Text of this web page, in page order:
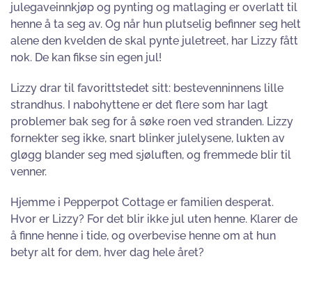
julegaveinnkjøp og pynting og matlaging er overlatt til
henne å ta seg av. Og når hun plutselig befinner seg helt
alene den kvelden de skal pynte juletreet, har Lizzy fått
nok. De kan fikse sin egen jul!
Lizzy drar til favorittstedet sitt: bestevenninnens lille
strandhus. I nabohyttene er det flere som har lagt
problemer bak seg for å søke roen ved stranden. Lizzy
fornekter seg ikke, snart blinker julelysene, lukten av
gløgg blander seg med sjøluften, og fremmede blir til
venner.
Hjemme i Pepperpot Cottage er familien desperat.
Hvor er Lizzy? For det blir ikke jul uten henne. Klarer de
å finne henne i tide, og overbevise henne om at hun
betyr alt for dem, hver dag hele året?